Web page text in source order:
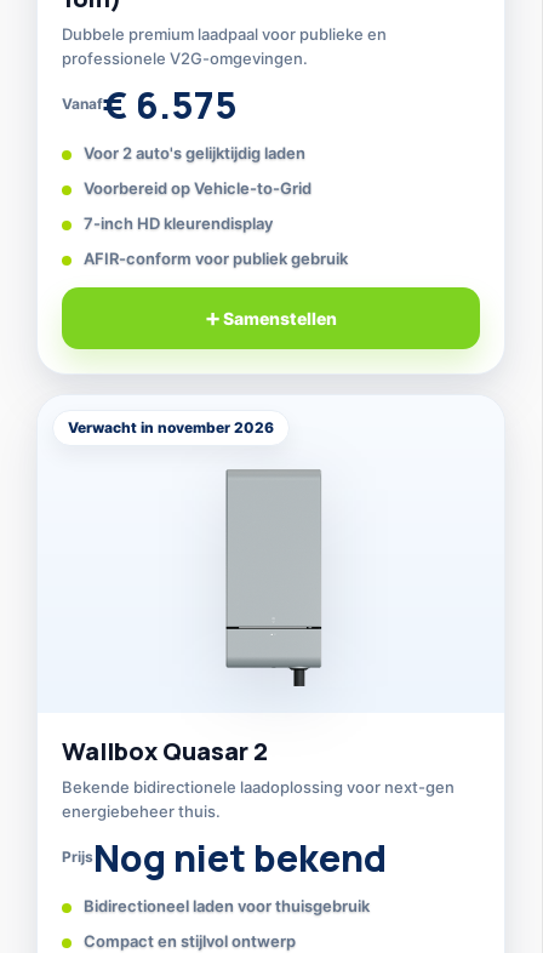
Dubbele premium laadpaal voor publieke en
professionele V2G-omgevingen.
Vanaf€ 6.575
Voor 2 auto's gelijktijdig laden
Voorbereid op Vehicle-to-Grid
7-inch HD kleurendisplay
AFIR-conform voor publiek gebruik
➕ Samenstellen
Verwacht in november 2026
Wallbox Quasar 2
Bekende bidirectionele laadoplossing voor next-gen
energiebeheer thuis.
PrijsNog niet bekend
Bidirectioneel laden voor thuisgebruik
Compact en stijlvol ontwerp